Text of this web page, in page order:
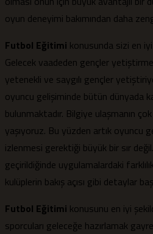
oyun deneyimi bakımından daha
Futbol Eğitimi konusunda sizi en
Gelecek vaadeden gençler
yetenekli ve saygılı gençler
oyuncu gelişiminde bütün dünyada
bulunmaktadır. Bilgiye ulaşmanın
yaşıyoruz. Bu yüzden artık oyuncu
izlenmesi gerektiği büyük bir sır
geçirildiğinde uygulamalardaki
kulüplerin bakış açısı gibi detaylar
Futbol Eğitimi konusunu en iyi
sporcuları geleceğe hazırlamak